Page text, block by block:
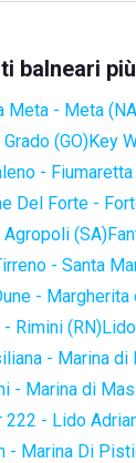
balneari
Meta - Meta
(GO)Key
-
Del Forte -
(SA)
- Santa
- Margherita
Rimini (RN)
- Marina di
- Marina di
222 - Lido
- Marina Di